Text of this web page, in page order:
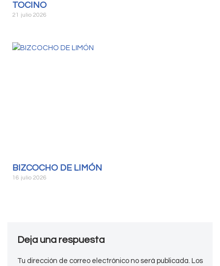
TOCINO
21 julio 2026
BIZCOCHO DE LIMÓN
16 julio 2026
Deja una respuesta
Tu dirección de correo electrónico no será publicada. Los